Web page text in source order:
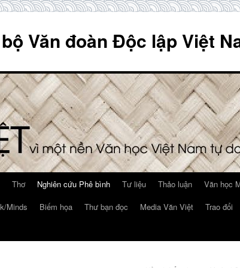
Văn đoàn Độc lập Việt
Thơ Nghiên cứu Phê bình Tư liệu Thảo luận Văn học
Minds Biếm họa Thư bạn đọc Media Văn Việt Trao đổi